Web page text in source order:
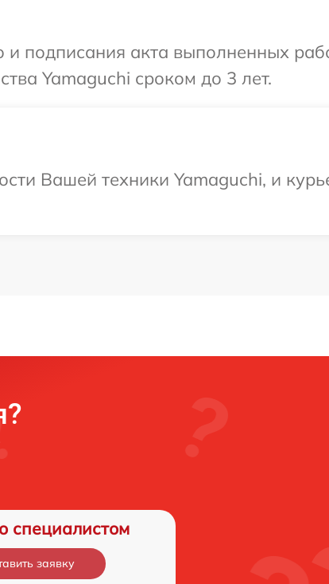
и подписания акта выполненных
Yamaguchi сроком до 3 лет.
Вашей техники Yamaguchi, и
специалистом
заявку